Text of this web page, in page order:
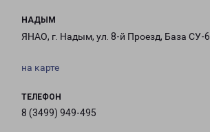
НАДЫМ
ЯНАО, г. Надым, ул. 8-й Проезд, База СУ-6
на карте
ТЕЛЕФОН
8 (3499) 949-495